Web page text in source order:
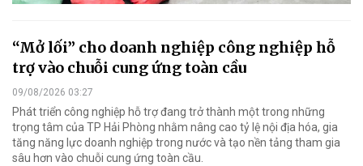
“Mở lối” cho doanh nghiệp công nghiệp hỗ
trợ vào chuỗi cung ứng toàn cầu
09/08/2026 03:27
Phát triển công nghiệp hỗ trợ đang trở thành một trong những
trọng tâm của TP Hải Phòng nhằm nâng cao tỷ lệ nội địa hóa, gia
tăng năng lực doanh nghiệp trong nước và tạo nền tảng tham gia
sâu hơn vào chuỗi cung ứng toàn cầu.